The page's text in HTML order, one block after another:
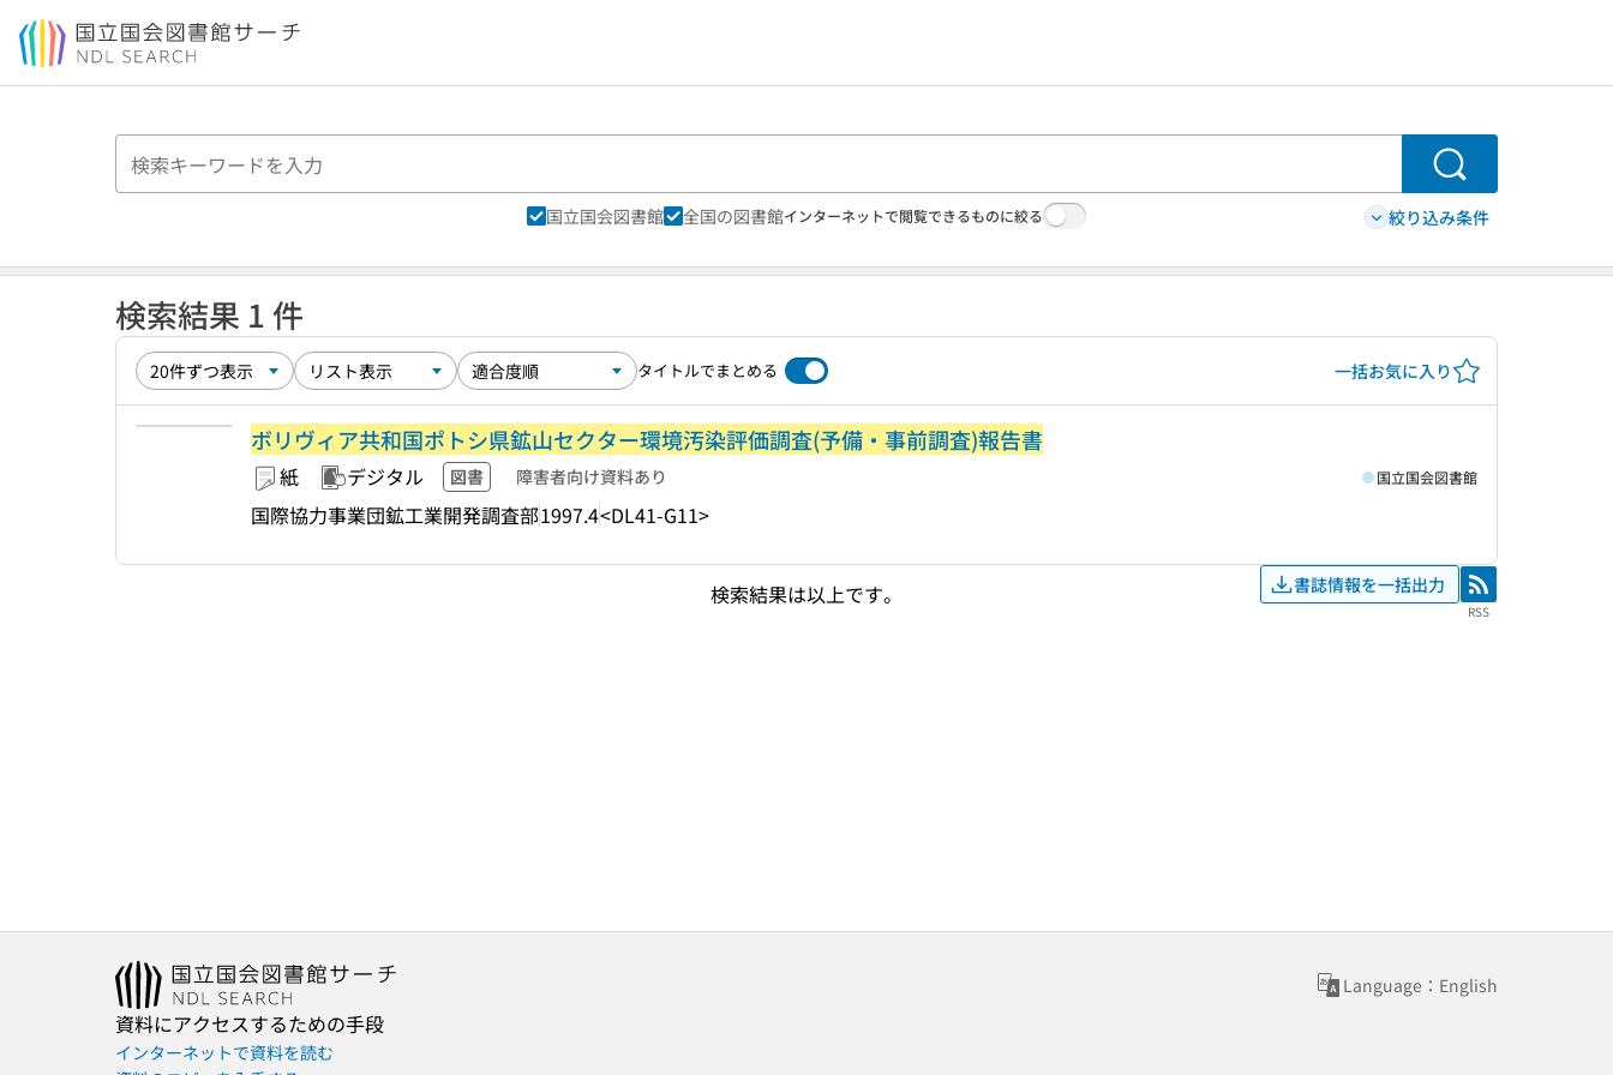
本文へ移動
検索
国立国会図書館 全国の図書館インターネットで閲覧できるものに絞る 絞り込み条件
検索結果 1 件
タイトルでまとめる 一括お気に入り
ボリヴィア共和国ポトシ県鉱山セクター環境汚染評価調査(予備・事前調査)報告書
紙 デジタル 図書 障害者向け資料あり
国際協力事業団鉱工業開発調査部1997.4<DL41-G11>
国立国会図書館
検索結果は以上です。 書誌情報を一括出力 RSS
RSS
Language：English
資料にアクセスするための手段
インターネットで資料を読む